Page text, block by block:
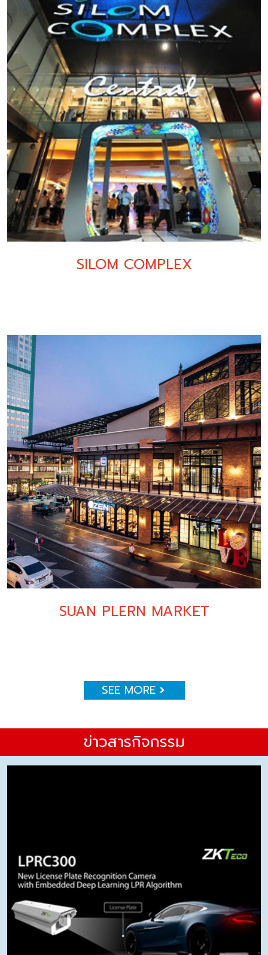
SILOM COMPLEX
SUAN PLERN MARKET
SEE MORE
ข่าวสารกิจกรรม